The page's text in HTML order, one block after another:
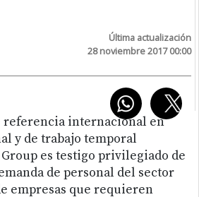
Última actualización
28 noviembre 2017 00:00
referencia internacional en
y de trabajo temporal
es testigo privilegiado de
de personal del sector
empresas que requieren